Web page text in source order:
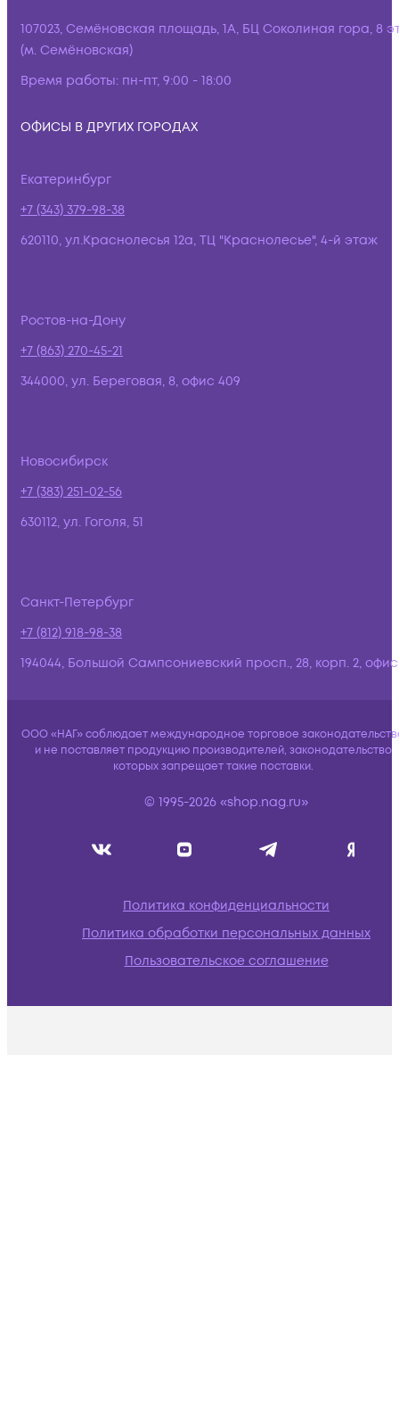
107023, Семёновская площадь, 1А, БЦ Соколиная гора, 8
(м. Семёновская)
Время работы: пн-пт, 9:00 - 18:00
ОФИСЫ В ДРУГИХ ГОРОДАХ
Екатеринбург
+7 (343) 379-98-38
620110, ул.Краснолесья 12а, ТЦ "Краснолесье", 4-й этаж
Ростов-на-Дону
+7 (863) 270-45-21
344000, ул. Береговая, 8, офис 409
Новосибирск
+7 (383) 251-02-56
630112, ул. Гоголя, 51
Санкт-Петербург
+7 (812) 918-98-38
194044, Большой Сампсониевский просп., 28, корп. 2,
ООО «НАГ» соблюдает международное торговое
и не поставляет продукцию производителей, законодательство
которых запрещает такие поставки.
© 1995-2026 «shop.nag.ru»
Политика конфиденциальности
Политика обработки персональных данных
Пользовательское соглашение